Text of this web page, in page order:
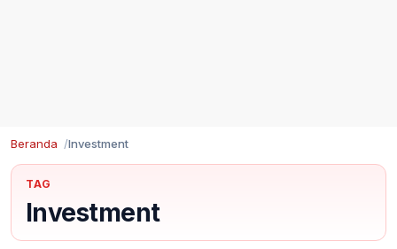
Beranda Investment
TAG
Investment